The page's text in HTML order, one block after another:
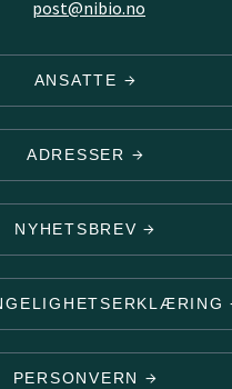
post@nibio.no
ANSATTE
ADRESSER
NYHETSBREV
PERSONVERN